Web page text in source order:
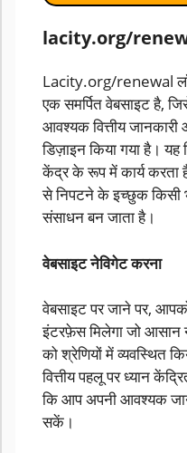
lacity.org/
Lacity.org/renewal लॉस
एक समर्पित वेबसाइट है,
आवश्यक वित्तीय
डिज़ाइन किया गया है। यह
केंद्र के रूप में कार्य करता
से निपटने के इच्छुक किसी
संसाधन बन जाता है।
वेबसाइट नेविगेट करना
वेबसाइट पर जाने पर,
इंटरफ़ेस मिलेगा जो आसान
को श्रेणियों में व्यवस्थित
वित्तीय पहलू पर ध्यान
कि आप अपनी आवश्यक
सकें।